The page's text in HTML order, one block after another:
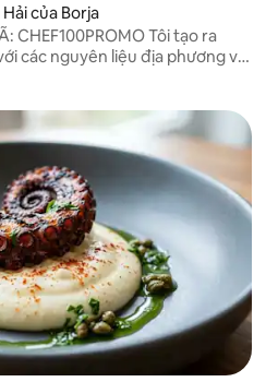
của Borja
Tôi tạo ra
các nguyên liệu địa phương và